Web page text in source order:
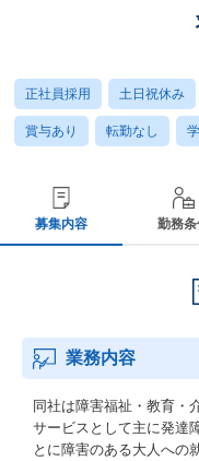
正社員採用 土日祝休み
賞与あり 転勤なし
募集内容 勤務
業務内容
同社は障害福祉・教育・
サービスとして主に発達
とに障害のある大人への